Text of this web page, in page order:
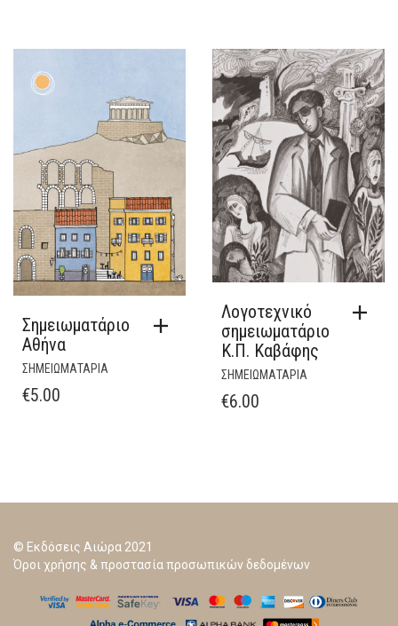
Σημειωματάριο
Αθήνα
ΣΗΜΕΙΩΜΑΤΑΡΙΑ
€5.00
Λογοτεχνικό
σημειωματάριο
Κ.Π. Καβάφης
ΣΗΜΕΙΩΜΑΤΑΡΙΑ
€6.00
© Εκδόσεις Αιώρα 2021
Όροι χρήσης & προστασία προσωπικών δεδομένων